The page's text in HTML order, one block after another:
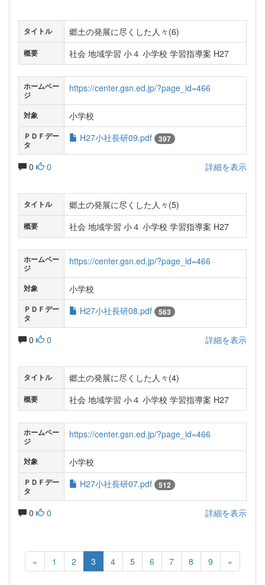
タイトル 郷土の発展に尽くした人々(6)
概要 社会 地域学習 小４ 小学校 学習指導案 H27
ホームペー
ジ
https://center.gsn.ed.jp/?page_id=466
対象 小学校
ＰＤＦデー
タ
H27小社長研09.pdf 397
0 0 詳細を表示
タイトル 郷土の発展に尽くした人々(5)
概要 社会 地域学習 小４ 小学校 学習指導案 H27
ホームペー
ジ
https://center.gsn.ed.jp/?page_id=466
対象 小学校
ＰＤＦデー
タ
H27小社長研08.pdf 563
0 0 詳細を表示
タイトル 郷土の発展に尽くした人々(4)
概要 社会 地域学習 小４ 小学校 学習指導案 H27
ホームペー
ジ
https://center.gsn.ed.jp/?page_id=466
対象 小学校
ＰＤＦデー
タ
H27小社長研07.pdf 512
0 0 詳細を表示
« 1 2 3 4 5 6 7 8 9 »